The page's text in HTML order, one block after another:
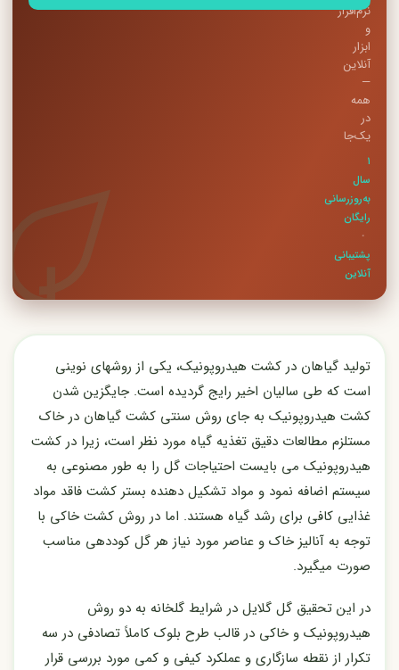
نرم‌افزار
و
ابزار
آنلاین
—
همه
در
یک‌جا
۱
سال
به‌روزرسانی
رایگان
·
پشتیبانی
آنلاین
تولید گیاهان در کشت هیدروپونیک، یکی از روشهای نوینی
است که طی سالیان اخیر رایج گردیده است. جایگزین شدن
کشت هیدروپونیک به جای روش سنتی کشت گیاهان در خاک
مستلزم مطالعات دقیق تغذیه گیاه مورد نظر است، زیرا در کشت
هیدروپونیک می بایست احتیاجات گل را به طور مصنوعی به
سیستم اضافه نمود و مواد تشکیل دهنده بستر کشت فاقد مواد
غذایی کافی برای رشد گیاه هستند. اما در روش کشت خاکی با
توجه به آنالیز خاک و عناصر مورد نیاز هر گل کوددهی مناسب
صورت میگیرد.
در این تحقیق گل گلایل در شرایط گلخانه به دو روش
هیدروپونیک و خاکی در قالب طرح بلوک کاملاً تصادفی در سه
تکرار از نقطه سازگاری و عملکرد کیفی و کمی مورد بررسی قرار